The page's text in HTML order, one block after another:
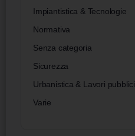
Impiantistica & Tecnologie
Normativa
Senza categoria
Sicurezza
Urbanistica & Lavori pubblici
Varie